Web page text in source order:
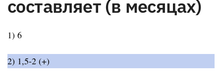
составляет (в месяцах)
1) 6
2) 1,5-2 (+)